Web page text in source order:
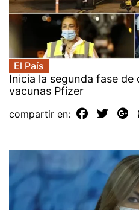
El País
Inicia la segunda fase
vacunas Pfizer
compartir en: